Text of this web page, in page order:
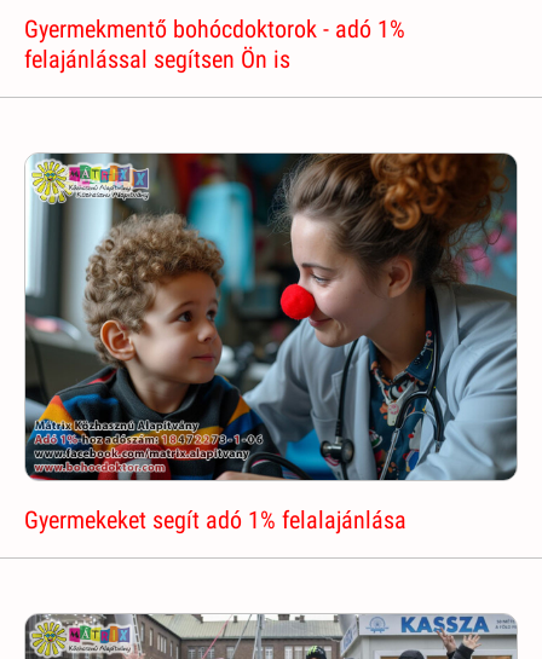
Gyermekmentő bohócdoktorok - adó 1%
felajánlással segítsen Ön is
Gyermekeket segít adó 1% felalajánlása